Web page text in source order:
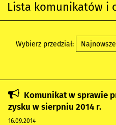
Lista komunikatów i
Wybierz przedział: Najnowsze
Komunikat w sprawie
zysku w sierpniu 2014 r.
16.09.2014